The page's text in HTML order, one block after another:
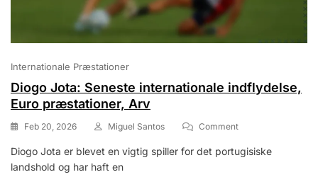
Internationale Præstationer
Diogo Jota: Seneste internationale indflydelse,
Euro præstationer, Arv
Feb 20, 2026 Miguel Santos CommentOn
Jota:
Diogo Jota er blevet en vigtig spiller for det portugisiske
landshold og har haft en